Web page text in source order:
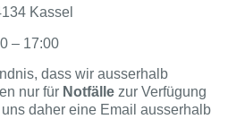
Kassel
– 17:00
dass wir ausserhalb
nur für Notfälle zur Verfügung
daher eine Email ausserhalb